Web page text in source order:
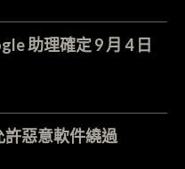
助理確定 9 月 4 日
惡意軟件繞過